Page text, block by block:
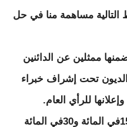
التالية مساهمة منا في حل
ممثلين عن الدائنين
تحت إشراف خبراء
للرأي العام.
-يتنازل كل دائن عن نسبة من دينه تتراوح بين15في المائة و30في المائة